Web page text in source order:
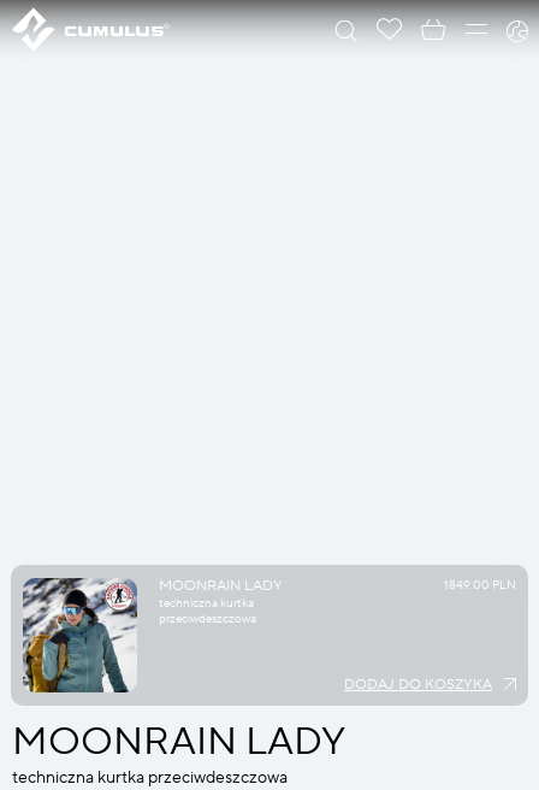
MOONRAIN LADY
techniczna kurtka
przeciwdeszczowa
1849.00 PLN
DODAJ DO KOSZYKA
MOONRAIN LADY
techniczna kurtka przeciwdeszczowa